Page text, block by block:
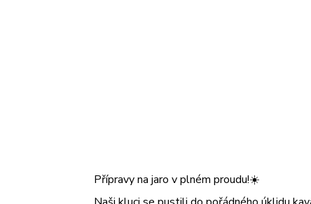
Přípravy na jaro v plném proudu!☀️